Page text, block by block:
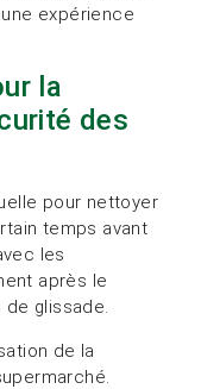
expérience
la
des
pour nettoyer
temps avant
les
après le
glissade.
de la